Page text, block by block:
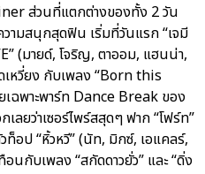
ส่วนที่แตกต่างของทั้ง 2 วัน
มสนุกสุดฟิน เริ่มที่วันแรก “เจมี
(มายด์, โจริญ, ตาออม, แฮนน่า,
หวี่ยง กับเพลง “Born this
ฉพาะพาร์ท Dance Break ของ
ลยว่าเซอร์ไพร์สสุดๆ ฟาก “โฟร์ท”
อป “หิ้วหวี” (นัท, มิกซ์, เอแคลร์,
นกับเพลง “สกัดดาวยั่ว” และ “ดิ่ง